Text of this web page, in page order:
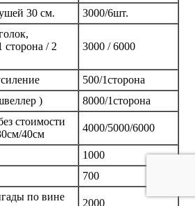
30 см.
3000/6шт.
сторона / 2
3000 / 6000
500/1сторона
)
8000/1сторона
стоимости
40см
4000/5000/6000
1000
700
по вине
2000